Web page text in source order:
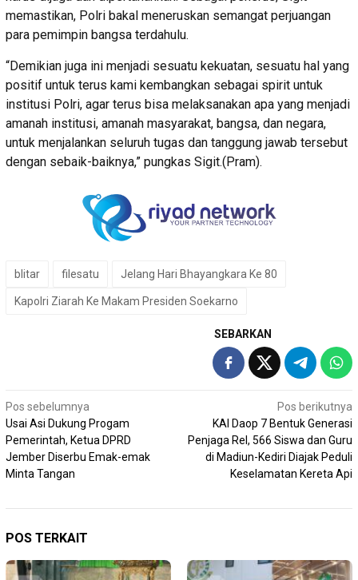
memastikan, Polri bakal meneruskan semangat perjuangan
para pemimpin bangsa terdahulu.
“Demikian juga ini menjadi sesuatu kekuatan, sesuatu hal yang
positif untuk terus kami kembangkan sebagai spirit untuk
institusi Polri, agar terus bisa melaksanakan apa yang menjadi
amanah institusi, amanah masyarakat, bangsa, dan negara,
untuk menjalankan seluruh tugas dan tanggung jawab tersebut
dengan sebaik-baiknya,” pungkas Sigit.(Pram).
blitar filesatu Jelang Hari Bhayangkara Ke 80
Kapolri Ziarah Ke Makam Presiden Soekarno
SEBARKAN
Navigasi
pos
Pos sebelumnya
Usai Asi Dukung Progam
Pemerintah, Ketua DPRD
Jember Diserbu Emak-emak
Minta Tangan
Pos berikutnya
KAI Daop 7 Bentuk Generasi
Penjaga Rel, 566 Siswa dan Guru
di Madiun-Kediri Diajak Peduli
Keselamatan Kereta Api
POS TERKAIT